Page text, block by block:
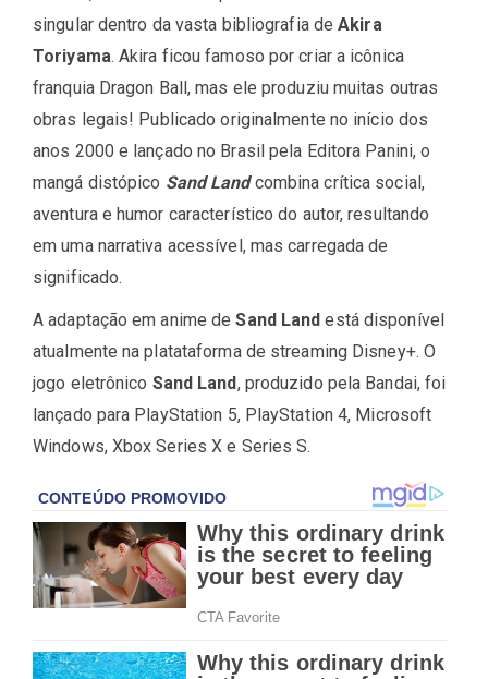
singular dentro da vasta bibliografia deAkira
Toriyama. Akira ficou famoso por criar a icônica
franquia Dragon Ball, mas ele produziu muitas outras
obras legais! Publicado originalmente no início dos
anos 2000 e lançado no Brasil pela Editora Panini, o
mangá distópico Sand Landcombina crítica social,
aventura e humor característico do autor, resultando
em uma narrativa acessível, mas carregada de
significado.
A adaptação em anime deSand Landestá disponível
atualmente na platataforma de streaming Disney+. O
jogo eletrônico Sand Land, produzido pela Bandai, foi
lançado para PlayStation 5, PlayStation 4, Microsoft
Windows, Xbox Series X e Series S.